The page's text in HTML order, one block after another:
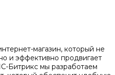
магазин, который не
и эффективно продвигает
Битрикс мы разработаем